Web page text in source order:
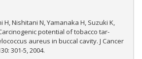
H, Nishitani N, Yamanaka H, Suzuki K,
potential of tobacco tar-
aureus in buccal cavity. J Cancer
301-5, 2004.